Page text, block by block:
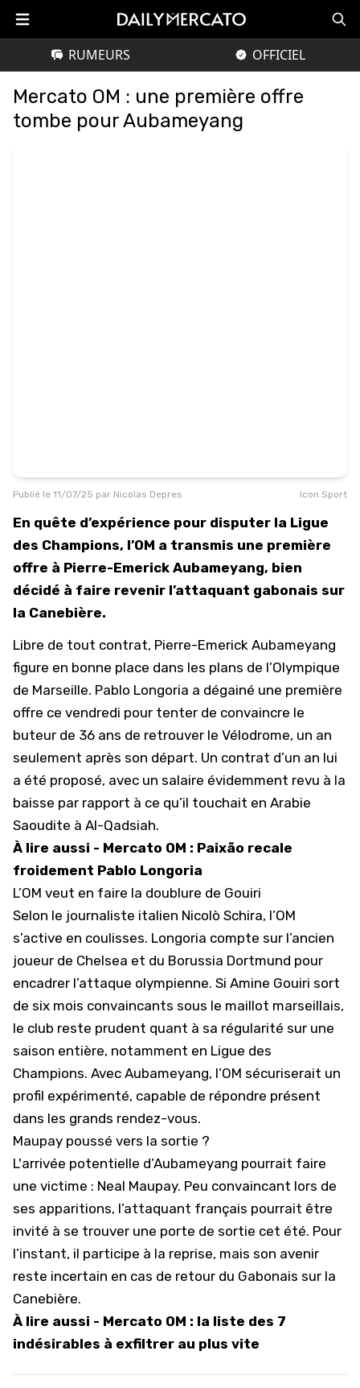
RUMEURS OFFICIEL
Mercato OM : une première offre
tombe pour Aubameyang
Publié le 11/07/25 par Nicolas Depres Icon Sport
En quête d’expérience pour disputer la Ligue
des Champions, l’OM a transmis une première
offre à Pierre-Emerick Aubameyang, bien
décidé à faire revenir l’attaquant gabonais sur
la Canebière.
Libre de tout contrat, Pierre-Emerick Aubameyang
figure en bonne place dans les plans de l’Olympique
de Marseille. Pablo Longoria a dégainé une première
offre ce vendredi pour tenter de convaincre le
buteur de 36 ans de retrouver le Vélodrome, un an
seulement après son départ. Un contrat d’un an lui
a été proposé, avec un salaire évidemment revu à la
baisse par rapport à ce qu’il touchait en Arabie
Saoudite à Al-Qadsiah.
À lire aussi - Mercato OM : Paixão recale
froidement Pablo Longoria
L’OM veut en faire la doublure de Gouiri
Selon le journaliste italien Nicolò Schira, l’OM
s’active en coulisses. Longoria compte sur l’ancien
joueur de Chelsea et du Borussia Dortmund pour
encadrer l’attaque olympienne. Si Amine Gouiri sort
de six mois convaincants sous le maillot marseillais,
le club reste prudent quant à sa régularité sur une
saison entière, notamment en Ligue des
Champions. Avec Aubameyang, l’OM sécuriserait un
profil expérimenté, capable de répondre présent
dans les grands rendez-vous.
Maupay poussé vers la sortie ?
L'arrivée potentielle d’Aubameyang pourrait faire
une victime : Neal Maupay. Peu convaincant lors de
ses apparitions, l’attaquant français pourrait être
invité à se trouver une porte de sortie cet été. Pour
l’instant, il participe à la reprise, mais son avenir
reste incertain en cas de retour du Gabonais sur la
Canebière.
À lire aussi - Mercato OM : la liste des 7
indésirables à exfiltrer au plus vite